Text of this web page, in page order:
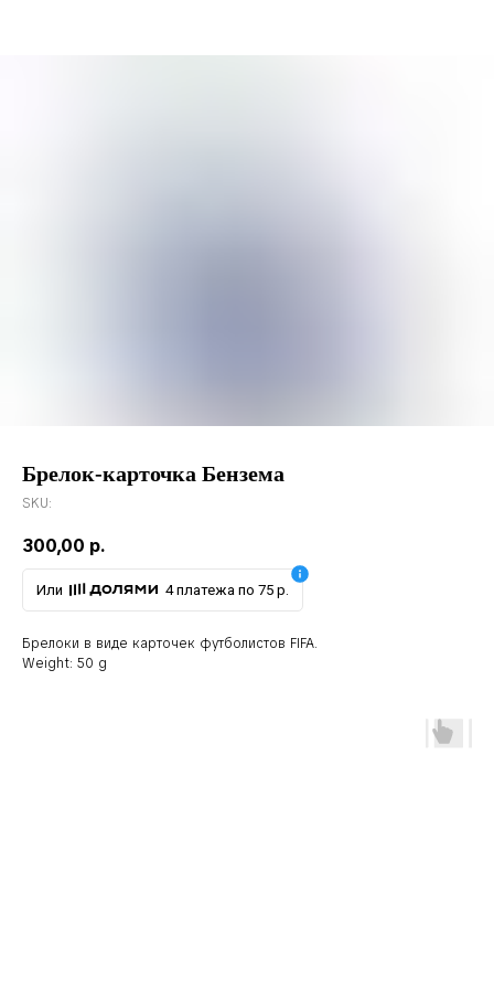
Брелок-карточка Бензема
SKU:
300,00 р.
Или 4 платежа по 75 р.
Брелоки в виде карточек футболистов FIFA.
Weight: 50 g